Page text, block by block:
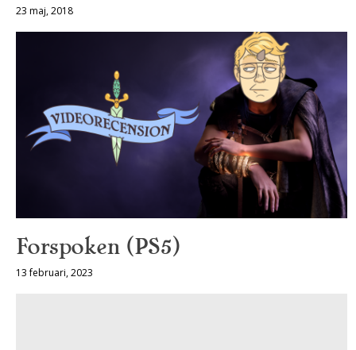
23 maj, 2018
Forspoken (PS5)
13 februari, 2023